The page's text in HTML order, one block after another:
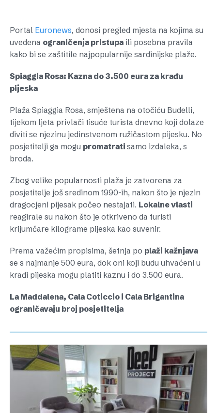
Portal Euronews, donosi pregled mjesta na kojima su
uvedena ograničenja pristupa ili posebna pravila
kako bi se zaštitile najpopularnije sardinijske plaže.
Spiaggia Rosa: Kazna do 3.500 eura za krađu
pijeska
Plaža Spiaggia Rosa, smještena na otočiću Budelli,
tijekom ljeta privlači tisuće turista dnevno koji dolaze
diviti se njezinu jedinstvenom ružičastom pijesku. No
posjetitelji ga mogu promatrati samo izdaleka, s
broda.
Zbog velike popularnosti plaža je zatvorena za
posjetitelje još sredinom 1990-ih, nakon što je njezin
dragocjeni pijesak počeo nestajati. Lokalne vlasti
reagirale su nakon što je otkriveno da turisti
krijumčare kilograme pijeska kao suvenir.
Prema važećim propisima, šetnja po plaži kažnjava
se s najmanje 500 eura, dok oni koji budu uhvaćeni u
krađi pijeska mogu platiti kaznu i do 3.500 eura.
La Maddalena, Cala Coticcio i Cala Brigantina
ograničavaju broj posjetitelja